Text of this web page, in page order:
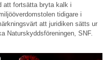
att fortsätta bryta kalk i
tidigare i
att juridiken sätts ur
Naturskyddsföreningen, SNF.